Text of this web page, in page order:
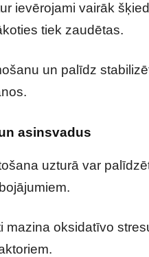
ievērojami vairāk
tiek zaudētas.
un palīdz
asinsvadus
uzturā var
mazina oksidatīvo